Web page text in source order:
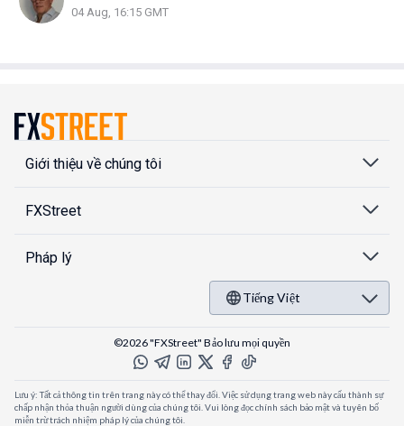
04 Aug, 16:15 GMT
Giới thiệu về chúng tôi
FXStreet
Pháp lý
Tiếng Việt
©2026 "FXStreet" Bảo lưu mọi quyền
Lưu ý: Tất cả thông tin trên trang này có thể thay đổi. Việc sử dụng trang web này cấu thành sự
chấp nhận thỏa thuận người dùng của chúng tôi. Vui lòng đọc chính sách bảo mật và tuyên bố
miễn trừ trách nhiệm pháp lý của chúng tôi.